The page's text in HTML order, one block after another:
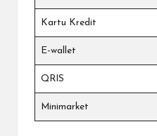
Kartu Kredit
E-wallet
QRIS
Minimarket